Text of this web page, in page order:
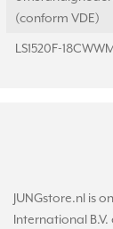
(conform VDE)
LS1520F-
JUNGstore.nl is
International